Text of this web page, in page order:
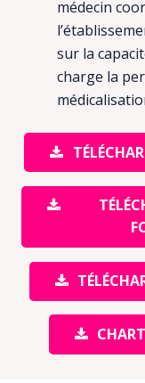
médecin
sur la
charge la